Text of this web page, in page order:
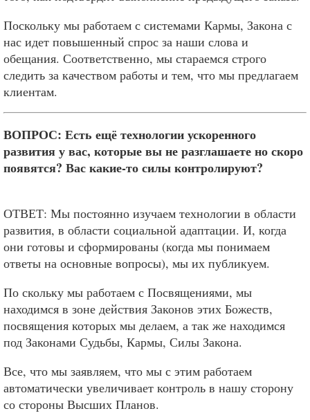
Поскольку мы работаем с системами Кармы, Закона с
нас идет повышенный спрос за наши слова и
обещания. Соответственно, мы стараемся строго
следить за качеством работы и тем, что мы предлагаем
клиентам.
ВОПРОС: Есть ещё технологии ускоренного
развития у вас, которые вы не разглашаете но скоро
появятся? Вас какие-то силы контролируют?
ОТВЕТ: Мы постоянно изучаем технологии в области
развития, в области социальной адаптации. И, когда
они готовы и сформированы (когда мы понимаем
ответы на основные вопросы), мы их публикуем.
По скольку мы работаем с Посвящениями, мы
находимся в зоне действия Законов этих Божеств,
посвящения которых мы делаем, а так же находимся
под Законами Судьбы, Кармы, Силы Закона.
Все, что мы заявляем, что мы с этим работаем
автоматически увеличивает контроль в нашу сторону
со стороны Высших Планов.